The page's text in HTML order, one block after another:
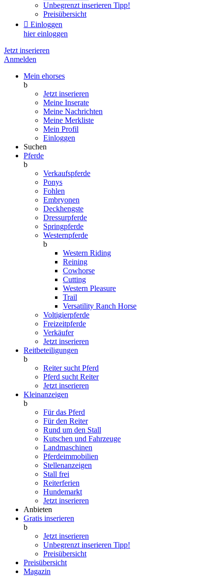
Unbegrenzt inserieren Tipp!
Preisübersicht
 Einloggen
hier einloggen
Jetzt inserieren
Anmelden
Mein ehorses
b
Jetzt inserieren
Meine Inserate
Meine Nachrichten
Meine Merkliste
Mein Profil
Einloggen
Suchen
Pferde
b
Verkaufspferde
Ponys
Fohlen
Embryonen
Deckhengste
Dressurpferde
Springpferde
Westernpferde
b
Western Riding
Reining
Cowhorse
Cutting
Western Pleasure
Trail
Versatility Ranch Horse
Voltigierpferde
Freizeitpferde
Verkäufer
Jetzt inserieren
Reitbeteiligungen
b
Reiter sucht Pferd
Pferd sucht Reiter
Jetzt inserieren
Kleinanzeigen
b
Für das Pferd
Für den Reiter
Rund um den Stall
Kutschen und Fahrzeuge
Landmaschinen
Pferdeimmobilien
Stellenanzeigen
Stall frei
Reiterferien
Hundemarkt
Jetzt inserieren
Anbieten
Gratis inserieren
b
Jetzt inserieren
Unbegrenzt inserieren Tipp!
Preisübersicht
Preisübersicht
Magazin